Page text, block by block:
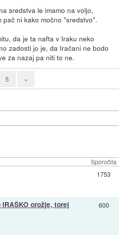
sredstva le imamo na voljo,
ni kako močno "sredstvo".
da je ta nafta v Iraku neko
zadosti jo je, da Iračani ne bodo
za nazaj pa niti to ne.
5 »
Sporočila
1753
orožje, torej 600